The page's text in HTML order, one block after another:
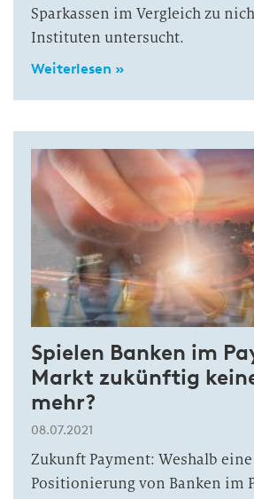
Sparkassen im Vergleich zu
Instituten untersucht.
Weiterlesen »
Spielen Banken im
Markt zukünftig
mehr?
08.07.2021
Zukunft Payment: Weshalb
Positionierung von Banken im